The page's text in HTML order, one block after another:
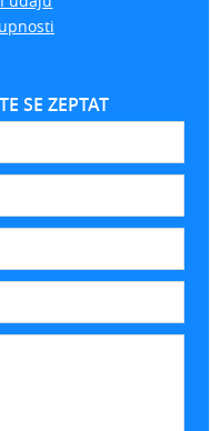
SE ZEPTAT